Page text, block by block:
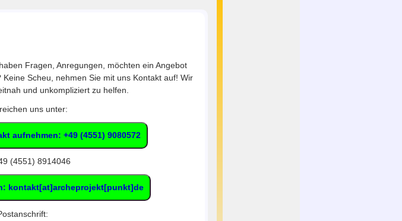
Fragen, Anregungen, möchten ein Angebot
Scheu, nehmen Sie mit uns Kontakt auf! Wir
und unkompliziert zu helfen.
uns unter:
aufnehmen: +49 (4551) 9080572
(4551) 8914046
kontakt[at]archeprojekt[punkt]de